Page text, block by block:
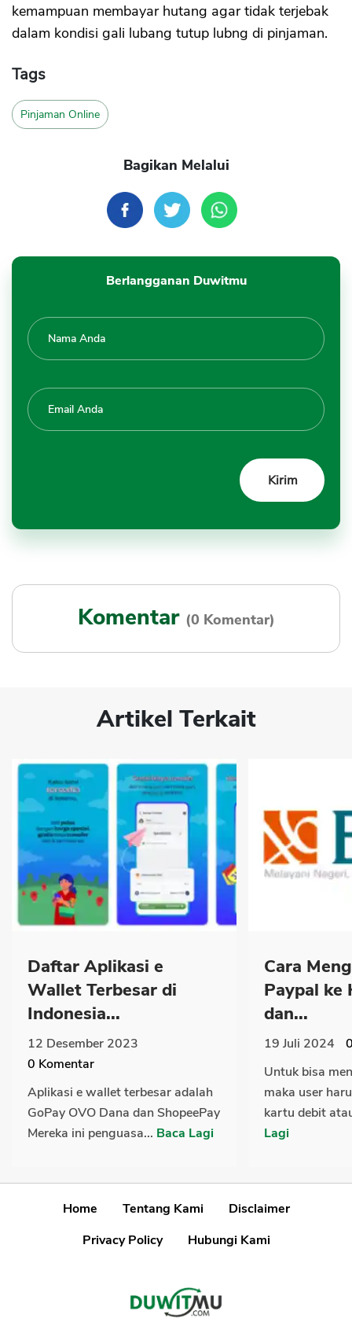
kemampuan membayar hutang agar tidak terjebak
dalam kondisi gali lubang tutup lubng di pinjaman.
Tags
Pinjaman Online
Bagikan Melalui
Berlangganan Duwitmu
Komentar (0 Komentar)
Artikel Terkait
Daftar Aplikasi e
Wallet Terbesar di
Indonesia...
12 Desember 2023
0 Komentar
Aplikasi e wallet terbesar adalah
GoPay OVO Dana dan ShopeePay
Mereka ini penguasa... Baca Lagi
Cara
Paypal ke
dan...
19 Juli 2024
Untuk bisa
maka user
kartu debit
Lagi
Home Tentang Kami
Disclaimer
Privacy Policy
Hubungi Kami